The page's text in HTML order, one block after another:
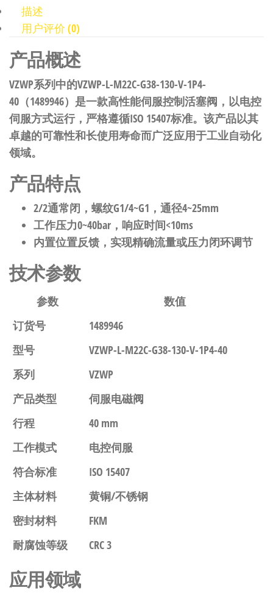
描述
用户评价 (0)
产品概述
VZWP系列中的VZWP-L-M22C-G38-130-V-1P4-
40（1489946）是一款高性能伺服控制活塞阀，以电控
伺服方式运行，严格遵循ISO 15407标准。该产品以其
卓越的可靠性和长使用寿命而广泛应用于工业自动化
领域。
产品特点
2/2通常闭，螺纹G1/4~G1，通径4~25mm
工作压力0~40bar，响应时间<10ms
内置位置反馈，实现精确流量或压力闭环调节
技术参数
参数
数值
订货号
1489946
型号
VZWP-L-M22C-G38-130-V-1P4-40
系列
VZWP
产品类型
伺服电磁阀
行程
40 mm
工作模式
电控伺服
符合标准
ISO 15407
主体材料
黄铜/不锈钢
密封材料
FKM
耐腐蚀等级
CRC 3
应用领域